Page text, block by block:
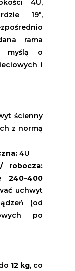
4U,
19",
rama
myślą o
i
ścienny
z normą
4U
/ robocza:
240–400
uchwyt
(od
po
do 12 kg, co